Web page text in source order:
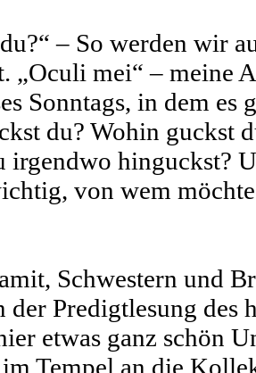
– So werden wir
„Oculi mei“ – meine
Sonntags, in dem es
du? Wohin guckst
irgendwo hinguckst?
von wem
Schwestern und
Predigtlesung des
etwas ganz schön
Tempel an die